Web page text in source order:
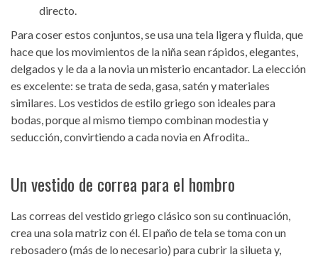
directo.
Para coser estos conjuntos, se usa una tela ligera y fluida, que
hace que los movimientos de la niña sean rápidos, elegantes,
delgados y le da a la novia un misterio encantador. La elección
es excelente: se trata de seda, gasa, satén y materiales
similares. Los vestidos de estilo griego son ideales para
bodas, porque al mismo tiempo combinan modestia y
seducción, convirtiendo a cada novia en Afrodita..
Un vestido de correa para el hombro
Las correas del vestido griego clásico son su continuación,
crea una sola matriz con él. El paño de tela se toma con un
rebosadero (más de lo necesario) para cubrir la silueta y,